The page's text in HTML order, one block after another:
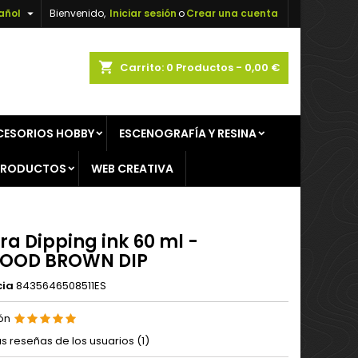
Bienvenido, Iniciar sesiónoCrear una cuenta

shopping_cart Carrito: 0 Productos - 0,00 €
HOBBY ESCENOGRAFÍA Y RESINA
WEB CREATIVA
Dipping ink 60 ml -
BROWN DIP
8435646508511ES
reseñas de los usuarios (1)